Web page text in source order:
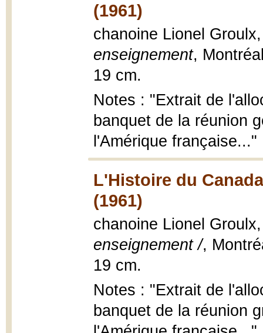
(1961)
chanoine Lionel
enseignement,
19 cm.
Notes : "Extrait de
banquet de la réunion
l'Amérique française..."
L'Histoire du
(1961)
chanoine Lionel
enseignement /,
19 cm.
Notes : "Extrait de
banquet de la réunion